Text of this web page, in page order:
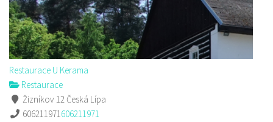
Restaurace U Kerama
Restaurace
Žizníkov 12 Česká Lípa
606211971606211971